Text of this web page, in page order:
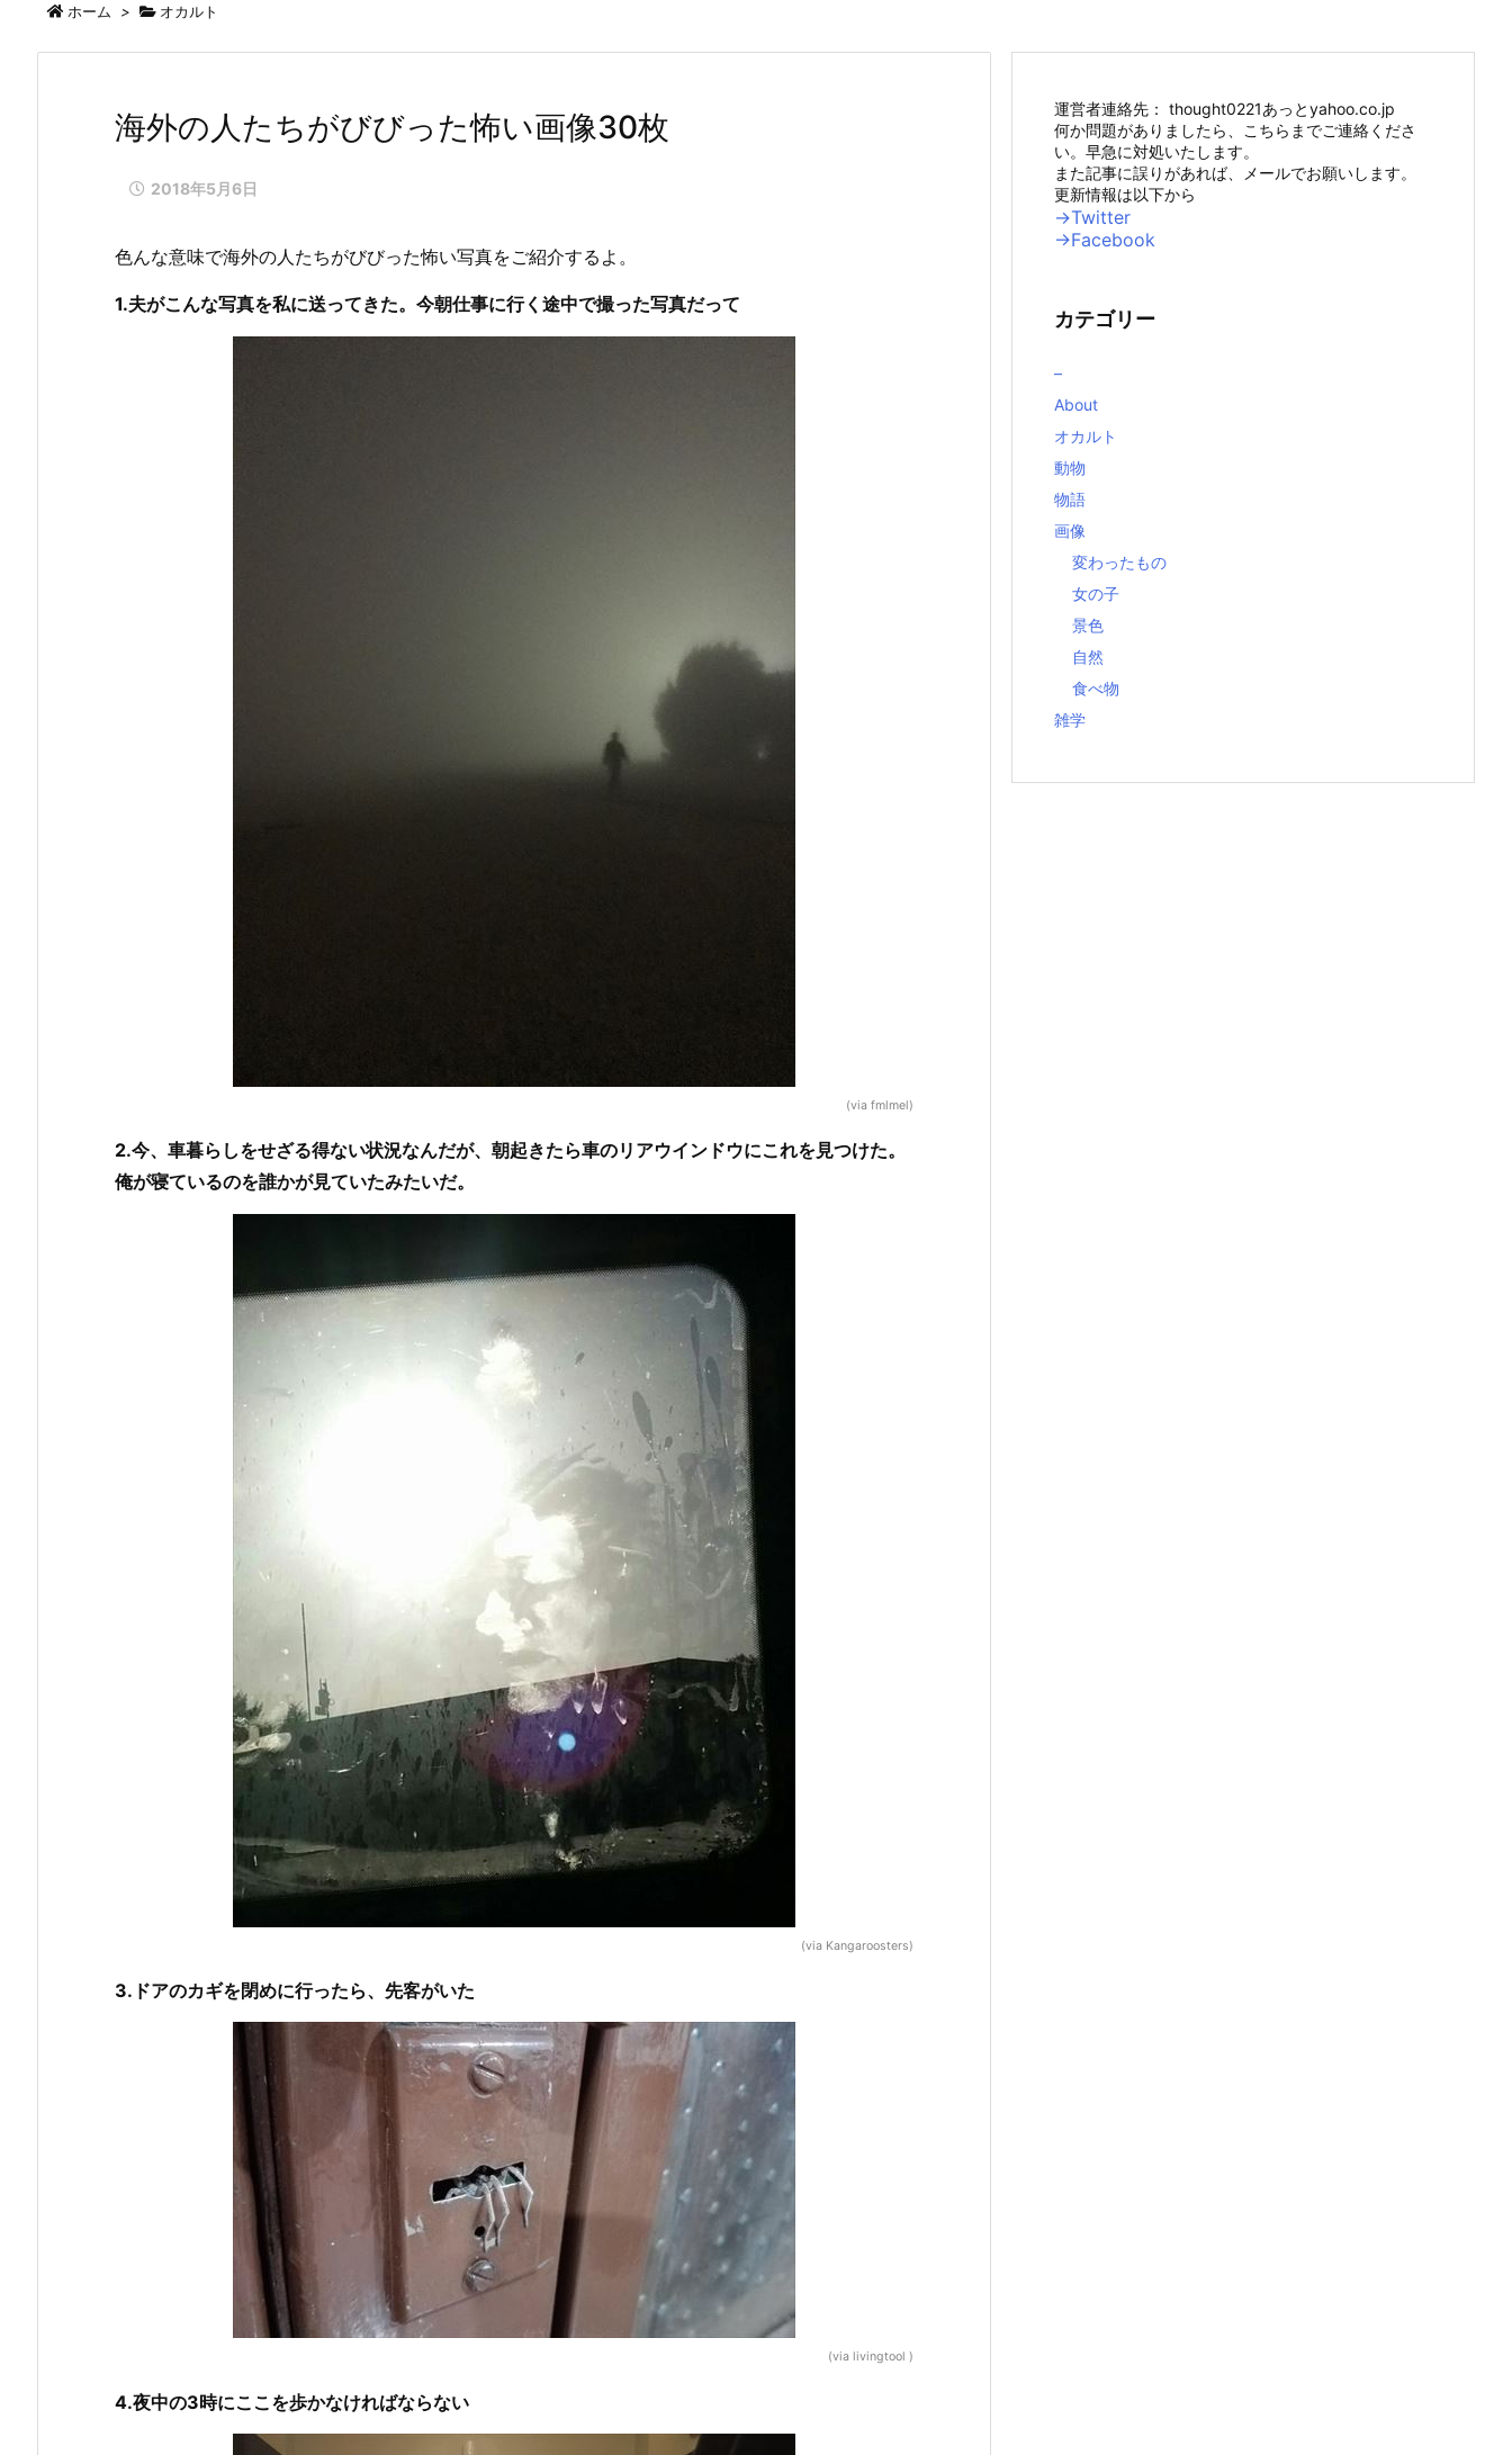
ホーム > オカルト
海外の人たちがびびった怖い画像30枚
2018年5月6日
色んな意味で海外の人たちがびびった怖い写真をご紹介するよ。
1.夫がこんな写真を私に送ってきた。今朝仕事に行く途中で撮った写真だって
(via fmlmel)
2.今、車暮らしをせざる得ない状況なんだが、朝起きたら車のリアウインドウにこれを見つけた。
俺が寝ているのを誰かが見ていたみたいだ。
(via Kangaroosters)
3.ドアのカギを閉めに行ったら、先客がいた
(via livingtool )
4.夜中の3時にここを歩かなければならない
運営者連絡先： thought0221あっとyahoo.co.jp
何か問題がありましたら、こちらまでご連絡くださ
い。早急に対処いたします。
また記事に誤りがあれば、メールでお願いします。
更新情報は以下から
→Twitter
→Facebook
カテゴリー
–
About
オカルト
動物
物語
画像
変わったもの
女の子
景色
自然
食べ物
雑学